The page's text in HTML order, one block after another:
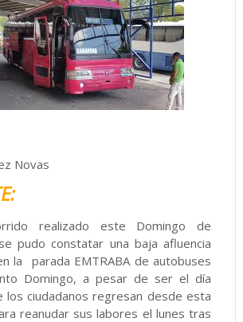
Novas
realizado este Domingo de
pudo constatar una baja afluencia
la parada EMTRABA de autobuses
Domingo, a pesar de ser el día
los ciudadanos regresan desde esta
reanudar sus labores el lunes tras